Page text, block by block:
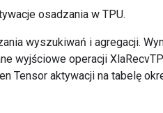
osadzania w TPU.
wyszukiwań i agregacji.
wyjściowe operacji
Tensor aktywacji na tabelę